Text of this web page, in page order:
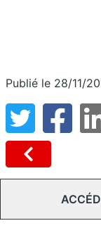
Publié le 28/11/